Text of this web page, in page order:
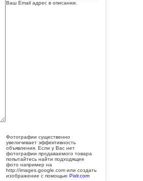
Ваш Email адрес в описании.
Фотографии существенно
увеличивает эффективность
объявления. Если у Вас нет
фотографии продаваемого товара
попытайтесь найти подходящее
фото например на
http://images.google.com или создать
изображение с помощью Pixlr.com